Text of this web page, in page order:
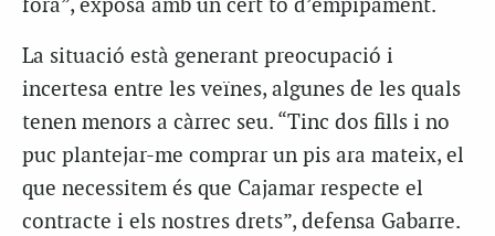
fora”, exposa amb un cert to d’empipament.
La situació està generant preocupació i
incertesa entre les veïnes, algunes de les quals
tenen menors a càrrec seu. “Tinc dos fills i no
puc plantejar-me comprar un pis ara mateix, el
que necessitem és que Cajamar respecte el
contracte i els nostres drets”, defensa Gabarre.